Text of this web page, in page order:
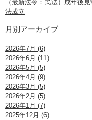
（最新法令：民法）成年後
法成立
月別アーカイブ
2026年7月 (6)
2026年6月 (11)
2026年5月 (5)
2026年4月 (9)
2026年3月 (5)
2026年2月 (5)
2026年1月 (7)
2025年12月 (6)